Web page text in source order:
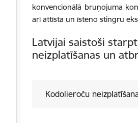
konvencionālā bruņojuma
arī attīsta un īsteno stingru
Latvijai saistoši
neizplatīšanas un
Kodolieroču